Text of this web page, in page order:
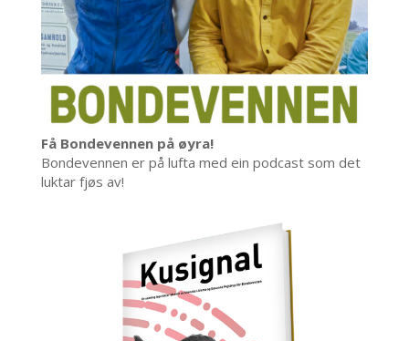
Få Bondevennen på øyra!
Bondevennen er på lufta med ein podcast som det
luktar fjøs av!